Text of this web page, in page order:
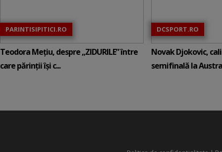
PARINTISIPITICI.RO
Teodora Mețiu, despre „ZIDURILE” între
care părinții își c...
DCSPORT.RO
Novak Djokovic,
semifinală la